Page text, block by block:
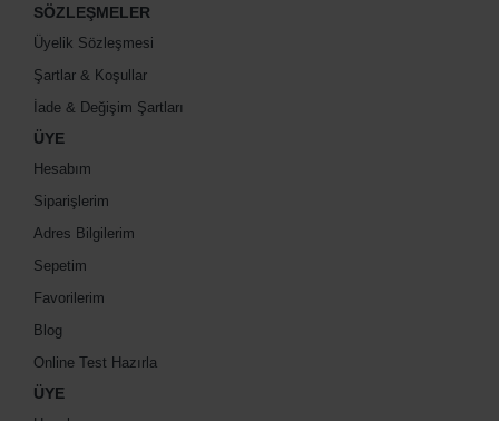
SÖZLEŞMELER
Üyelik Sözleşmesi
Şartlar & Koşullar
İade & Değişim Şartları
ÜYE
Hesabım
Siparişlerim
Adres Bilgilerim
Sepetim
Favorilerim
Blog
Online Test Hazırla
ÜYE